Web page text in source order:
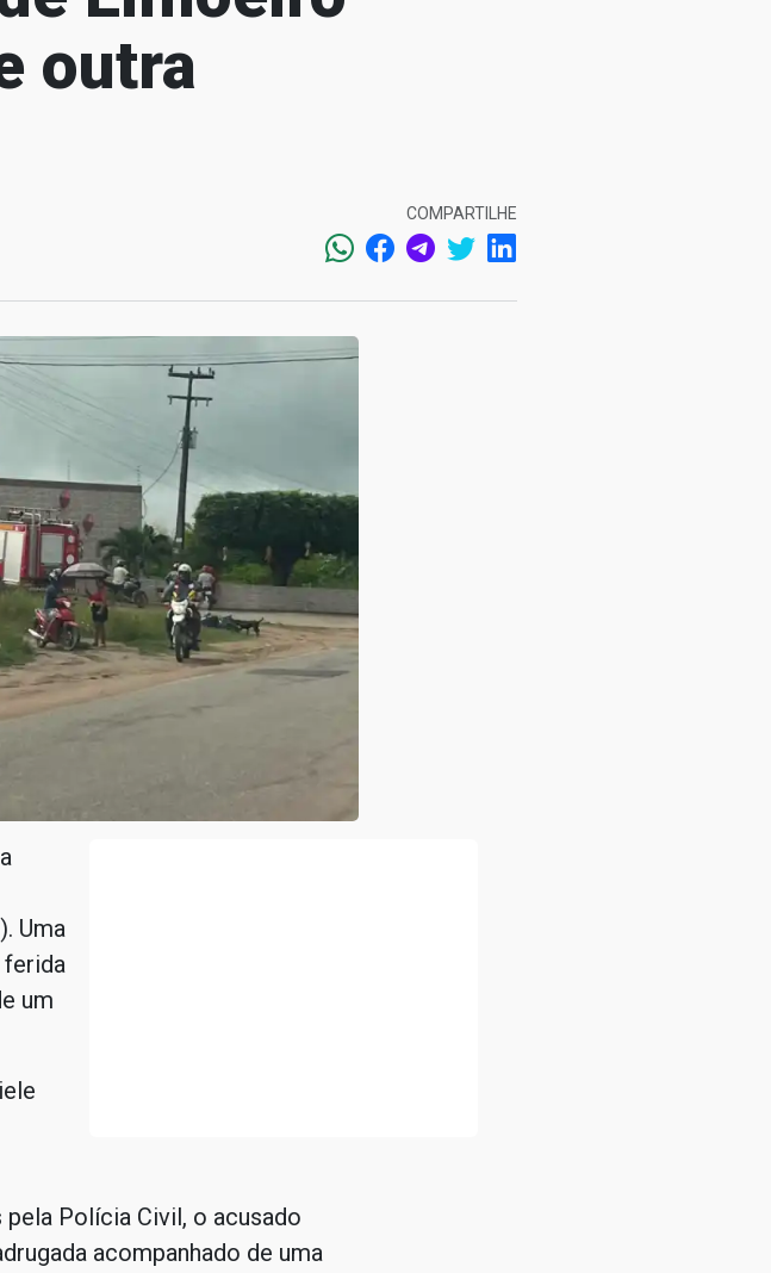
outra
COMPARTILHE
Uma
um
Polícia Civil, o acusado
acompanhado de uma